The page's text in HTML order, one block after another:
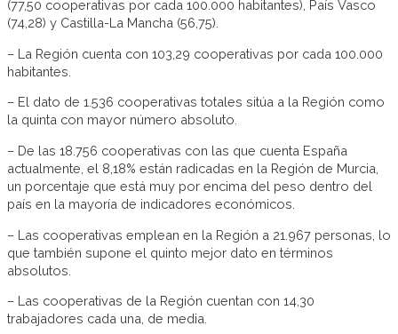
(77,50 cooperativas por cada 100.000 habitantes), País Vasco
(74,28) y Castilla-La Mancha (56,75).
– La Región cuenta con 103,29 cooperativas por cada 100.000
habitantes.
– El dato de 1.536 cooperativas totales sitúa a la Región como
la quinta con mayor número absoluto.
– De las 18.756 cooperativas con las que cuenta España
actualmente, el 8,18% están radicadas en la Región de Murcia,
un porcentaje que está muy por encima del peso dentro del
país en la mayoría de indicadores económicos.
– Las cooperativas emplean en la Región a 21.967 personas, lo
que también supone el quinto mejor dato en términos
absolutos.
– Las cooperativas de la Región cuentan con 14,30
trabajadores cada una, de media.